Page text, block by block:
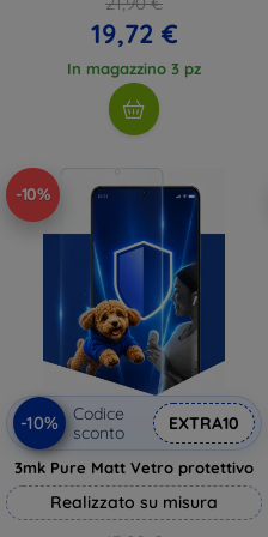
19,72 €
In magazzino 3 pz
-10%
-10%
Codice
sconto
EXTRA10
3mk Pure Matt Vetro protettivo
Realizzato su misura